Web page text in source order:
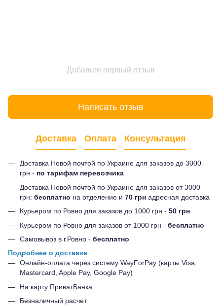
Добавьте первый отзыв
Написать отзыв
Доставка Оплата Консультация
Доставка Новой почтой по Украине для заказов до 3000
грн - по тарифам перевозчика
Доставка Новой почтой по Украине для заказов от 3000
грн: бесплатно на отделение и 70 грн адресная доставка
Курьером по Ровно для заказов до 1000 грн - 50 грн
Курьером по Ровно для заказов от 1000 грн - бесплатно
Самовывоз в г.Ровно - бесплатно
Подробнее о доставке
Онлайн-оплата через систему WayForPay (карты Visa,
Mastercard, Apple Pay, Google Pay)
На карту ПриватБанка
Безналичный расчет